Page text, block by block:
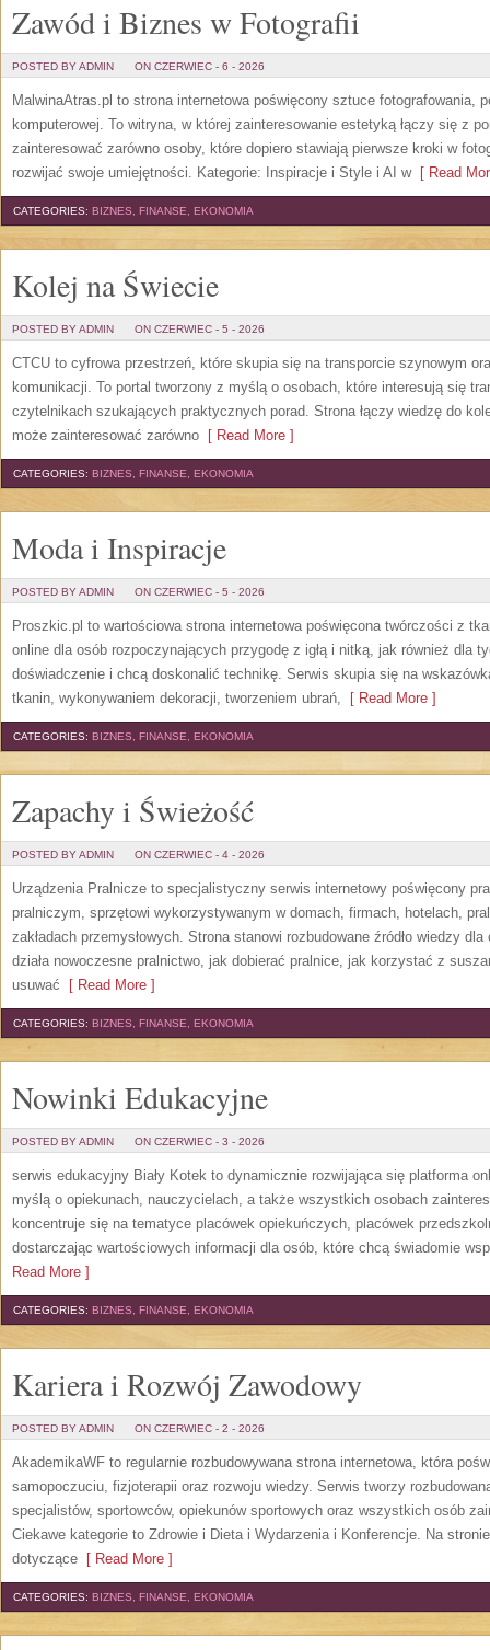
Zawód i Biznes w Fotografii
POSTED BY ADMIN ON CZERWIEC - 6 - 2026
MalwinaAtras.pl to strona internetowa poświęcony sztuce fotografowania,
komputerowej. To witryna, w której zainteresowanie estetyką łączy się z
zainteresować zarówno osoby, które dopiero stawiają pierwsze kroki w
rozwijać swoje umiejętności. Kategorie: Inspiracje i Style i AI w[ Read
CATEGORIES: BIZNES, FINANSE, EKONOMIA
Kolej na Świecie
POSTED BY ADMIN ON CZERWIEC - 5 - 2026
CTCU to cyfrowa przestrzeń, które skupia się na transporcie szynowym
komunikacji. To portal tworzony z myślą o osobach, które interesują się
czytelnikach szukających praktycznych porad. Strona łączy wiedzę do
może zainteresować zarówno [ Read More ]
CATEGORIES: BIZNES, FINANSE, EKONOMIA
Moda i Inspiracje
POSTED BY ADMIN ON CZERWIEC - 5 - 2026
Proszkic.pl to wartościowa strona internetowa poświęcona twórczości z
online dla osób rozpoczynających przygodę z igłą i nitką, jak również dla
doświadczenie i chcą doskonalić technikę. Serwis skupia się na
tkanin, wykonywaniem dekoracji, tworzeniem ubrań, [ Read More ]
CATEGORIES: BIZNES, FINANSE, EKONOMIA
Zapachy i Świeżość
POSTED BY ADMIN ON CZERWIEC - 4 - 2026
Urządzenia Pralnicze to specjalistyczny serwis internetowy poświęcony
pralniczym, sprzętowi wykorzystywanym w domach, firmach, hotelach,
zakładach przemysłowych. Strona stanowi rozbudowane źródło wiedzy
działa nowoczesne pralnictwo, jak dobierać pralnice, jak korzystać z
usuwać [ Read More ]
CATEGORIES: BIZNES, FINANSE, EKONOMIA
Nowinki Edukacyjne
POSTED BY ADMIN ON CZERWIEC - 3 - 2026
serwis edukacyjny Biały Kotek to dynamicznie rozwijająca się platforma
myślą o opiekunach, nauczycielach, a także wszystkich osobach
koncentruje się na tematyce placówek opiekuńczych, placówek
dostarczając wartościowych informacji dla osób, które chcą świadomie
Read More ]
CATEGORIES: BIZNES, FINANSE, EKONOMIA
Kariera i Rozwój Zawodowy
POSTED BY ADMIN ON CZERWIEC - 2 - 2026
AkademikaWF to regularnie rozbudowywana strona internetowa, która
samopoczuciu, fizjoterapii oraz rozwoju wiedzy. Serwis tworzy
specjalistów, sportowców, opiekunów sportowych oraz wszystkich osób
Ciekawe kategorie to Zdrowie i Dieta i Wydarzenia i Konferencje. Na
dotyczące [ Read More ]
CATEGORIES: BIZNES, FINANSE, EKONOMIA